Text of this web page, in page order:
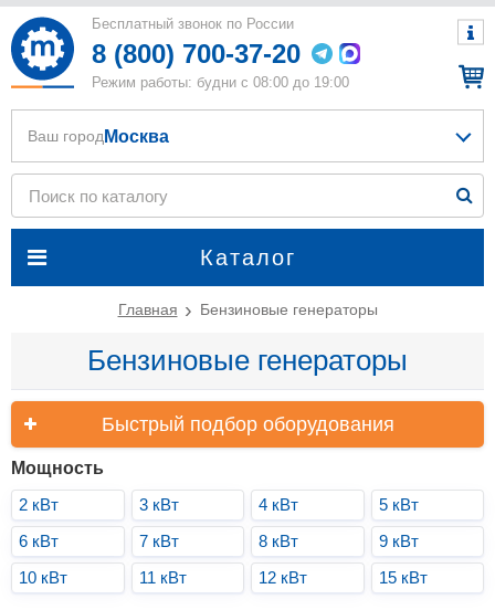
Бесплатный звонок по России
8 (800) 700-37-20
Режим работы: будни с 08:00 до 19:00
Каталог
Ваш город Москва
Главная Бензиновые генераторы
Бензиновые генераторы
Быстрый подбор оборудования
Мощность
2 кВт
3 кВт 4 кВт
5 кВт
6 кВт
7 кВт 8 кВт
9 кВт
10 кВт
11 кВт 12 кВт 15 кВт